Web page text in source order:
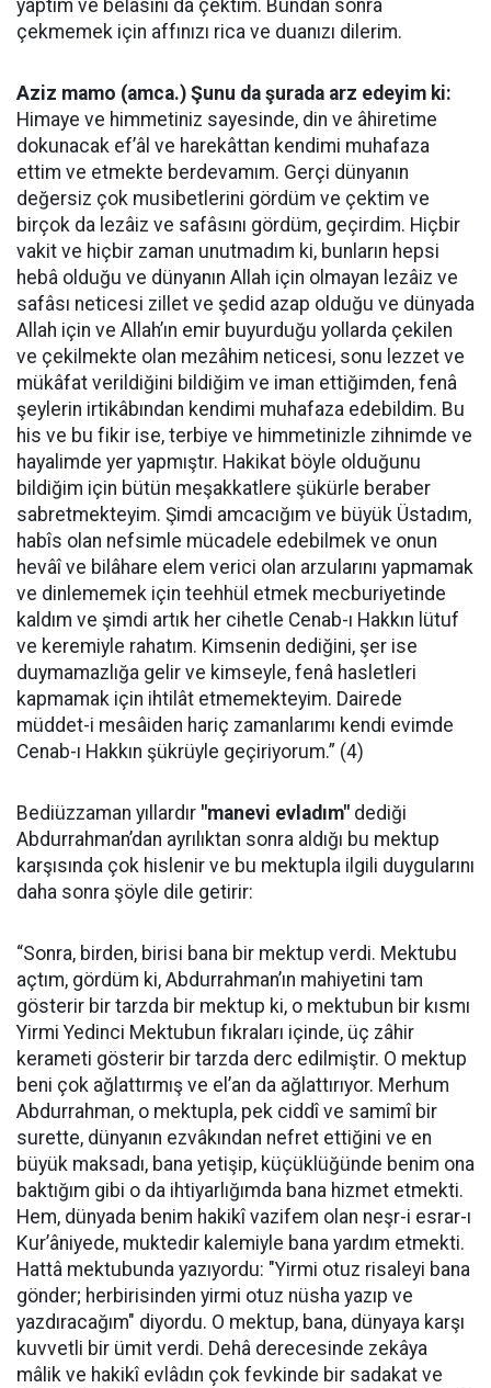
yaptım ve belâsını da çektim. Bundan sonra
çekmemek için affınızı rica ve duanızı dilerim.
Aziz mamo (amca.) Şunu da şurada arz edeyim ki:
Himaye ve himmetiniz sayesinde, din ve âhiretime
dokunacak ef’âl ve harekâttan kendimi muhafaza
ettim ve etmekte berdevamım. Gerçi dünyanın
değersiz çok musibetlerini gördüm ve çektim ve
birçok da lezâiz ve safâsını gördüm, geçirdim. Hiçbir
vakit ve hiçbir zaman unutmadım ki, bunların hepsi
hebâ olduğu ve dünyanın Allah için olmayan lezâiz ve
safâsı neticesi zillet ve şedid azap olduğu ve dünyada
Allah için ve Allah’ın emir buyurduğu yollarda çekilen
ve çekilmekte olan mezâhim neticesi, sonu lezzet ve
mükâfat verildiğini bildiğim ve iman ettiğimden, fenâ
şeylerin irtikâbından kendimi muhafaza edebildim. Bu
his ve bu fikir ise, terbiye ve himmetinizle zihnimde ve
hayalimde yer yapmıştır. Hakikat böyle olduğunu
bildiğim için bütün meşakkatlere şükürle beraber
sabretmekteyim. Şimdi amcacığım ve büyük Üstadım,
habîs olan nefsimle mücadele edebilmek ve onun
hevâî ve bilâhare elem verici olan arzularını yapmamak
ve dinlememek için teehhül etmek mecburiyetinde
kaldım ve şimdi artık her cihetle Cenab-ı Hakkın lütuf
ve keremiyle rahatım. Kimsenin dediğini, şer ise
duymamazlığa gelir ve kimseyle, fenâ hasletleri
kapmamak için ihtilât etmemekteyim. Dairede
müddet-i mesâiden hariç zamanlarımı kendi evimde
Cenab-ı Hakkın şükrüyle geçiriyorum.” (4)
Bediüzzaman yıllardır "manevi evladım" dediği
Abdurrahman’dan ayrılıktan sonra aldığı bu mektup
karşısında çok hislenir ve bu mektupla ilgili duygularını
daha sonra şöyle dile getirir:
“Sonra, birden, birisi bana bir mektup verdi. Mektubu
açtım, gördüm ki, Abdurrahman’ın mahiyetini tam
gösterir bir tarzda bir mektup ki, o mektubun bir kısmı
Yirmi Yedinci Mektubun fıkraları içinde, üç zâhir
kerameti gösterir bir tarzda derc edilmiştir. O mektup
beni çok ağlattırmış ve el’an da ağlattırıyor. Merhum
Abdurrahman, o mektupla, pek ciddî ve samimî bir
surette, dünyanın ezvâkından nefret ettiğini ve en
büyük maksadı, bana yetişip, küçüklüğünde benim ona
baktığım gibi o da ihtiyarlığımda bana hizmet etmekti.
Hem, dünyada benim hakikî vazifem olan neşr-i esrar-ı
Kur’âniyede, muktedir kalemiyle bana yardım etmekti.
Hattâ mektubunda yazıyordu: "Yirmi otuz risaleyi bana
gönder; herbirisinden yirmi otuz nüsha yazıp ve
yazdıracağım" diyordu. O mektup, bana, dünyaya karşı
kuvvetli bir ümit verdi. Dehâ derecesinde zekâya
mâlik ve hakikî evlâdın çok fevkinde bir sadakat ve